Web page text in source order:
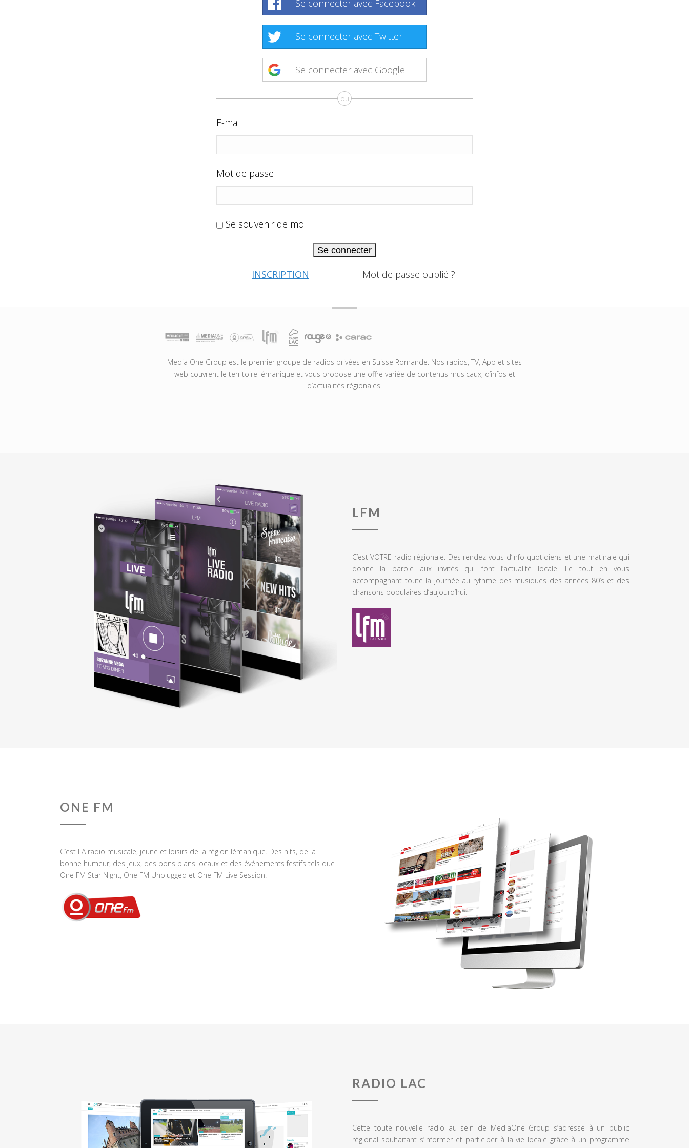
Se connecter avec Facebook
Se connecter avec Twitter
Se connecter avec Google
ou
E-mail
Mot de passe
Se souvenir de moi
Se connecter
INSCRIPTION Mot de passe oublié ?
Media One Group est le premier groupe de radios privées en Suisse Romande. Nos radios, TV, App et sites
web couvrent le territoire lémanique et vous propose une offre variée de contenus musicaux, d’infos et
d’actualités régionales.
LFM
C’est VOTRE radio régionale. Des rendez-vous d’info quotidiens et une matinale qui
donne la parole aux invités qui font l’actualité locale. Le tout en vous
accompagnant toute la journée au rythme des musiques des années 80’s et des
chansons populaires d’aujourd’hui.
ONE FM
C’est LA radio musicale, jeune et loisirs de la région lémanique. Des hits, de la
bonne humeur, des jeux, des bons plans locaux et des événements festifs tels que
One FM Star Night, One FM Unplugged et One FM Live Session.
RADIO LAC
Cette toute nouvelle radio au sein de MediaOne Group s’adresse à un public
régional souhaitant s’informer et participer à la vie locale grâce à un programme